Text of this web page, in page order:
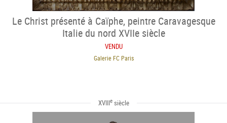
Le Christ présenté à Caïphe, peintre Caravagesque
Italie du nord XVIIe siècle
VENDU
Galerie FC Paris
XVIIIesiècle